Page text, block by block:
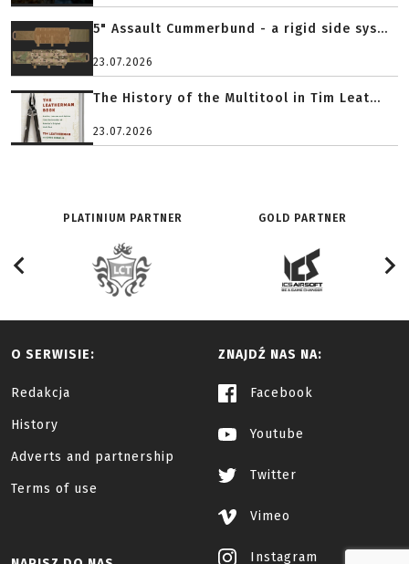
5" Assault Cummerbund - a rigid side sys...
23.07.2026
The History of the Multitool in Tim Leat...
23.07.2026
PLATINIUM PARTNER GOLD PARTNER
O SERWISIE:
Redakcja
History
Adverts and partnership
Terms of use
ZNAJDŹ NAS NA:
Facebook
Youtube
Twitter
Vimeo
Instagram